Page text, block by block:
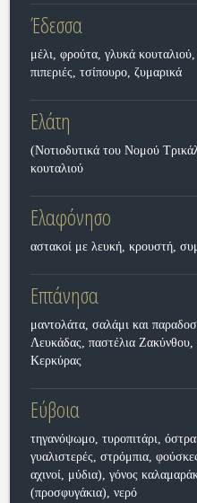
Έδεσσα
μέλι, φρούτα, γλυκά
πιπεριές, τσίπουρο, ζυμαρικά
Ελάτη
(Νοτιοδυτικά του Νομού
κουταλιού
Ελαφόνησο
αστακοί με λευκή, κρουστή,
Επτάνησα
μαντολάτα, σαλάμι και
Λευκάδας, παστέλια
Κερκύρας
Εύβοια
τηγανόψωμο, τυροπιτάρι,
γυαλιστερές, στρόμπια,
αχινοί, μύδια), γόνος
(προσφυγάκια), νερό